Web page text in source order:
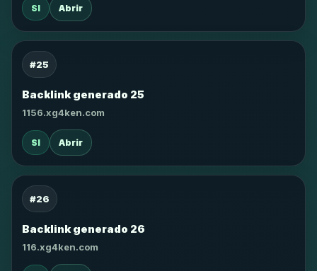
SI Abrir
#25
Backlink generado 25
1156.xg4ken.com
SI Abrir
#26
Backlink generado 26
116.xg4ken.com